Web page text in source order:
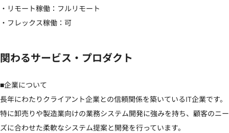
・リモート稼働：フルリモート
・フレックス稼働：可
関わるサービス・プロダクト
■企業について
長年にわたりクライアント企業との信頼関係を築いているIT企業です。
特に卸売りや製造業向けの業務システム開発に強みを持ち、顧客のニー
ズに合わせた柔軟なシステム提案と開発を行っています。